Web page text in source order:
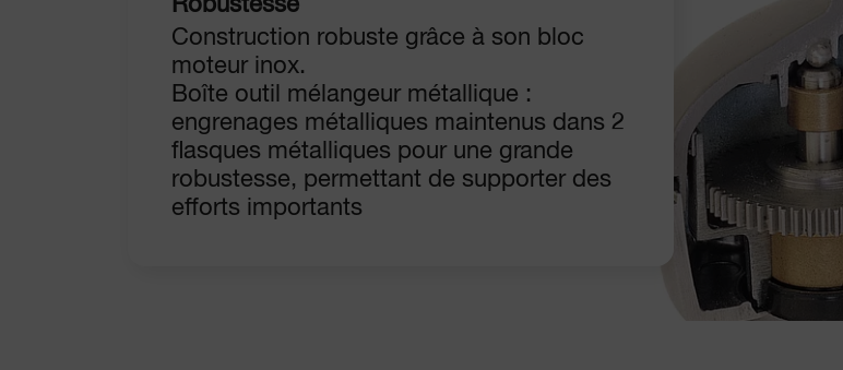
Robustesse
Construction robuste grâce à son bloc
moteur inox.
Boîte outil mélangeur métallique :
engrenages métalliques maintenus dans 2
flasques métalliques pour une grande
robustesse, permettant de supporter des
efforts importants